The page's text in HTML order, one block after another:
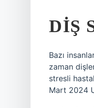
DIŞ
Bazı
zaman
stresli
Mart 2024